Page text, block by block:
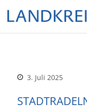
3. Juli 2025